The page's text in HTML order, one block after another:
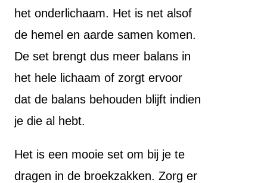
het onderlichaam. Het is net alsof
de hemel en aarde samen komen.
De set brengt dus meer balans in
het hele lichaam of zorgt ervoor
dat de balans behouden blijft indien
je die al hebt.
Het is een mooie set om bij je te
dragen in de broekzakken. Zorg er